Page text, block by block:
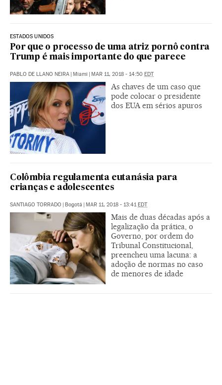
ESTADOS UNIDOS
Por que o processo de uma atriz pornô contra
Trump é mais importante do que parece
PABLO DE LLANO NEIRA | Miami | MAR 11, 2018 - 14:50 EDT
As chaves de um caso que
pode colocar o presidente
dos EUA em sérios apuros
Colômbia regulamenta eutanásia para
crianças e adolescentes
SANTIAGO TORRADO | Bogotá | MAR 11, 2018 - 13:41EDT
Mais de duas décadas após a
legalização da prática, o
Governo, por ordem do
Tribunal Constitucional,
preencheu uma lacuna: a
adoção de normas no caso
de menores de idade